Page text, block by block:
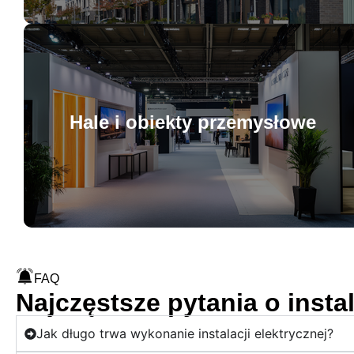
nowoczesne i bezpieczne instalacje
w domach w Rzeszowie, Krośnie i
Sanoku.
Hale i obiekty przemysłowe
instalacje dopasowane do dużego
obciążenia w zakładach w Stalowej
FAQ
Najczęstsze pytania o
Jak długo trwa wykonanie instalacji elektrycznej?